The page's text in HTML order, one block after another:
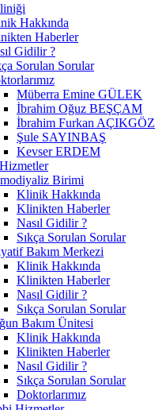
Hakkında
Haberler
Gidilir ?
Sorulan Sorular
Müberra Emine GÜLEK
İbrahim Oğuz BEŞÇAM
İbrahim Furkan AÇIKGÖZ
Şule SAYINBAŞ
Kevser ERDEM
Birimi
Klinik Hakkında
Klinikten Haberler
Nasıl Gidilir ?
Sıkça Sorulan Sorular
Bakım Merkezi
Klinik Hakkında
Klinikten Haberler
Nasıl Gidilir ?
Sıkça Sorulan Sorular
Bakım Ünitesi
Klinik Hakkında
Klinikten Haberler
Nasıl Gidilir ?
Sıkça Sorulan Sorular
Doktorlarımız